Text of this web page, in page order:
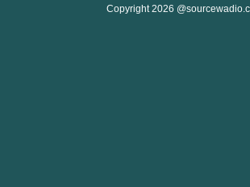
Copyright 2026